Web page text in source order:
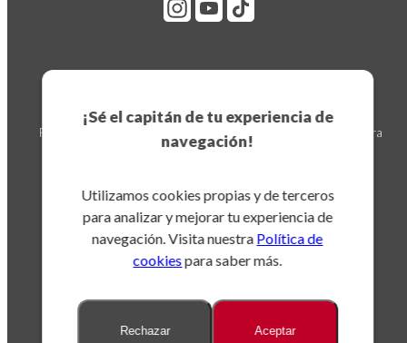
¡Sé el capitán de tu experiencia de
navegación!
Utilizamos cookies propias y de terceros
para analizar y mejorar tu experiencia de
navegación. Visita nuestra Política de
cookiespara saber más.
Rechazar Aceptar
Puedes darte de baja en cualquier momento. Para ello, consulta nuestra
información de contacto en el aviso legal.